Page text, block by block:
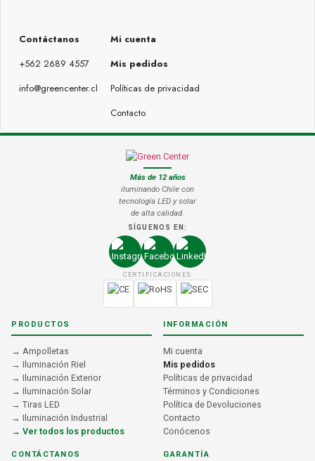
Contáctanos
+562 2689 4557
info@greencenter.cl
Mi cuenta
Mis pedidos
Políticas de privacidad
Contacto
Más de 12 años
iluminando Chile con
tecnología LED y solar
de alta calidad.
SÍGUENOS EN:
CERTIFICACIONES
PRODUCTOS
→ Ampolletas
→ Iluminación Riel
→ Iluminación Exterior
→ Iluminación Solar
→ Tiras LED
→ Iluminación Industrial
→ Ver todos los productos
INFORMACIÓN
Mi cuenta
Mis pedidos
Políticas de privacidad
Términos y Condiciones
Política de Devoluciones
Contacto
Conócenos
CONTÁCTANOS GARANTÍA